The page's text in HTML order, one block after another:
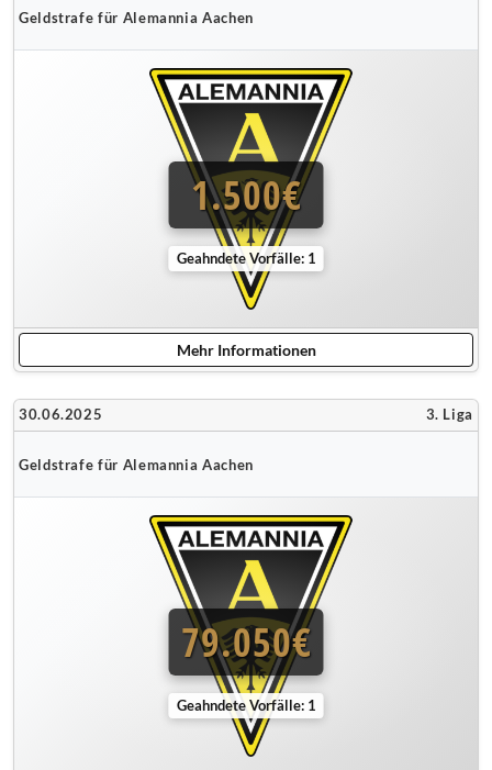
Geldstrafe für Alemannia Aachen
1.500€
Geahndete Vorfälle: 1
Mehr Informationen
30.06.2025 3. Liga
Geldstrafe für Alemannia Aachen
79.050€
Geahndete Vorfälle: 1